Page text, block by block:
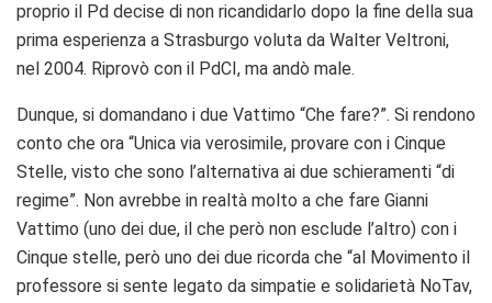
proprio il Pd decise di non ricandidarlo dopo la fine della sua
prima esperienza a Strasburgo voluta da Walter Veltroni,
nel 2004. Riprovò con il PdCI, ma andò male.
Dunque, si domandano i due Vattimo “Che fare?”. Si rendono
conto che ora “Unica via verosimile, provare con i Cinque
Stelle, visto che sono l’alternativa ai due schieramenti “di
regime”. Non avrebbe in realtà molto a che fare Gianni
Vattimo (uno dei due, il che però non esclude l’altro) con i
Cinque stelle, però uno dei due ricorda che “al Movimento il
professore si sente legato da simpatie e solidarietà NoTav,